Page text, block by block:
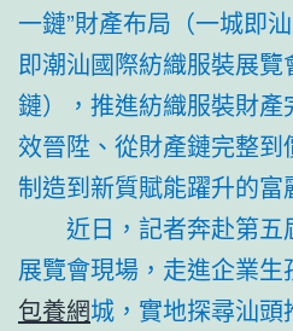
一鏈”財產布局（一城即
即潮汕國際紡織服裝展
鏈），推進紡織服裝財
效晉陞、從財產鏈完整
制造到新質賦能躍升的富
近日，記者奔赴第
展覽會現場，走進企業
包養網城，實地探尋汕頭